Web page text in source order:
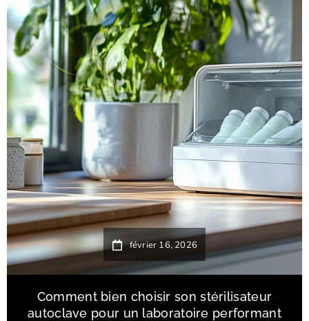
février 16, 2026
Comment bien choisir son stérilisateur
autoclave pour un laboratoire performant